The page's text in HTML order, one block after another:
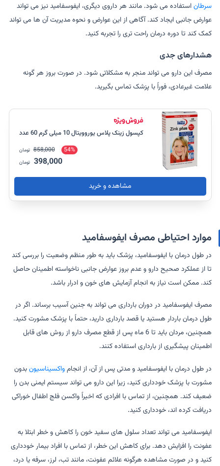
سرطاناستفاده می شود. مانند هر داروی دیگری، ایفوسفامید نیز می تواند
عوارض جانبی ایجاد کند. آگاهی از این عوارض و نحوه مدیریت آن ها می تواند
کمک کند تا دوره درمان راحت تری را تجربه کنید.
هشدارهای جدی
مصرف این دارو می تواند منجر به مشکلاتی شود. در صورت بروز هر گونه
علامت غیرعادی، فوراً با پزشک تماس بگیرید.
کپسول زینک پلاس یوروویتال 10 میلی گرم 60 عدد
54%
858,000 تومان
398,000 تومان
مشاهده و خرید
موارد احتیاطی مصرف ایفوسفامید
در طول درمان با ایفوسفامید، پزشک باید به طور منظم وضعیت را بررسی کند
تا از عملکرد صحیح دارو و عدم بروز عوارض جانبی ناخواسته اطمینان حاصل
کند. ممکن است نیاز به انجام آزمایش های خون و ادرار باشد.
مصرف ایفوسفامید در دوران بارداری می تواند به جنین آسیب برساند. اگر در
طول درمان باردار هستید یا قصد بارداری دارید، حتماً با پزشک مشورت کنید.
همچنین، مردان باید تا 6 ماه پس از قطع مصرف دارو از روش های قابل
اطمینان پیشگیری از بارداری استفاده کنند.
در طول درمان با ایفوسفامید و مدتی پس از آن، از انجامواکسیناسیونبدون
مشورت با پزشک خودداری کنید، زیرا این دارو می تواند سیستم ایمنی بدن را
ضعیف کند. همچنین، از تماس با افرادی که اخیراً واکسن فلج اطفال خوراکی
دریافت کرده اند، خودداری کنید.
ایفوسفامید می تواند تعداد سلول های سفید خون را کاهش و خطر ابتلا به
عفونت را افزایش دهد. برای کاهش این خطر، از تماس با افراد بیمار خودداری
کنید و در صورت مشاهده هرگونه علائم عفونت، مانند تب، لرز، سرفه یا درد،